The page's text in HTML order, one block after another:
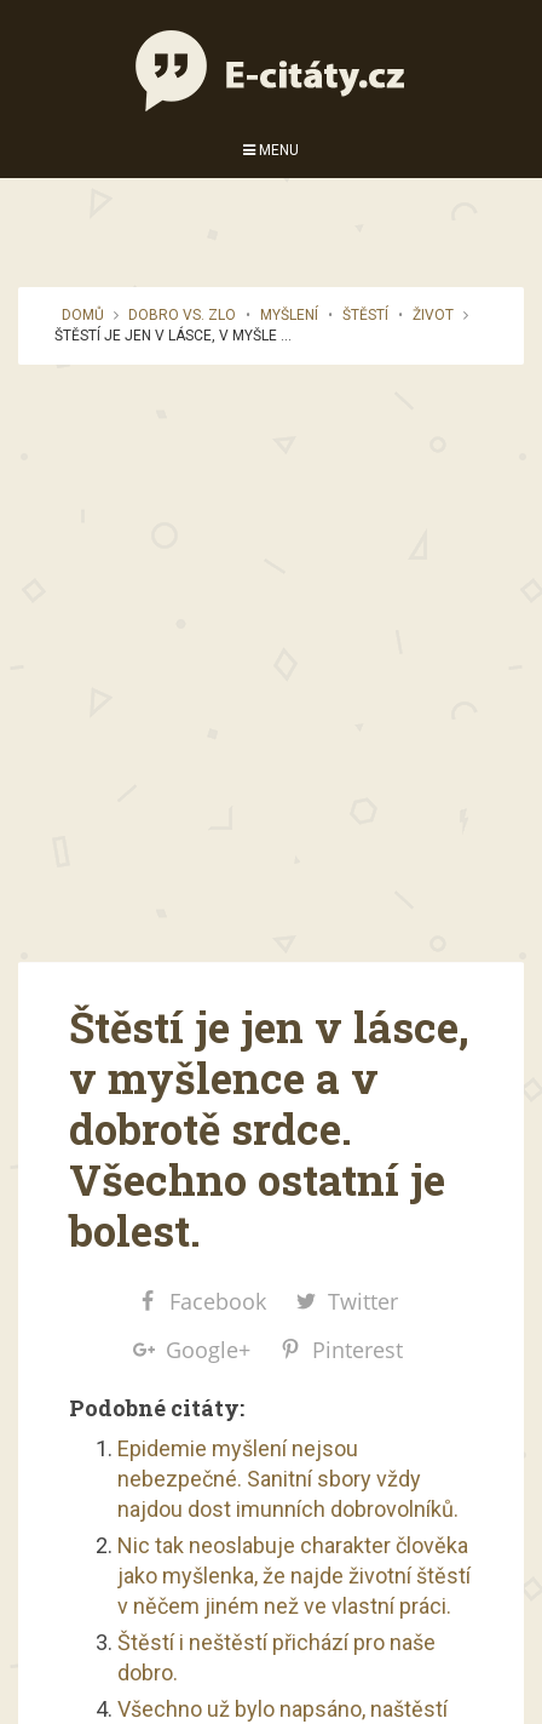
MENU
DOMŮ DOBRO VS. ZLO • MYŠLENÍ • ŠTĚSTÍ •
ŽIVOT
ŠTĚSTÍ JE JEN V LÁSCE, V MYŠLE ...
Štěstí je jen v lásce,
v myšlence a v
dobrotě srdce.
Všechno ostatní je
bolest.
Facebook
Twitter
Google+
Pinterest
Podobné citáty:
Epidemie myšlení nejsou
nebezpečné. Sanitní sbory vždy
najdou dost imunních dobrovolníků.
Nic tak neoslabuje charakter člověka
jako myšlenka, že najde životní štěstí
v něčem jiném než ve vlastní práci.
Štěstí i neštěstí přichází pro naše
dobro.
Všechno už bylo napsáno, naštěstí